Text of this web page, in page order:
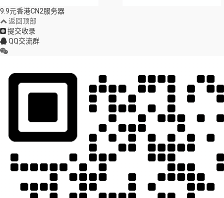
9.9元香港CN2服务器
返回顶部
提交收录
QQ交流群